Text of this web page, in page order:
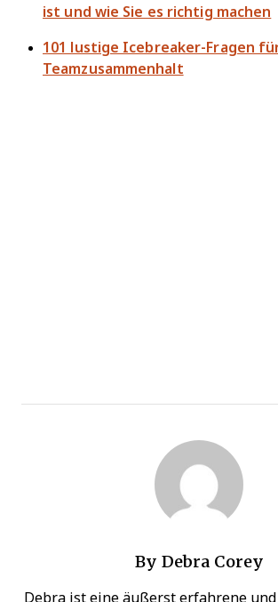
ist und wie Sie es richtig machen
101 lustige Icebreaker-Fragen
Teamzusammenhalt
By Debra Corey
Debra ist eine äußerst erfahrene